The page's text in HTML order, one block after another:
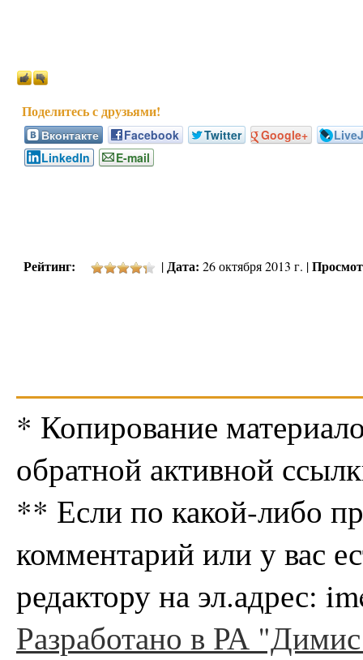
Вконтакте Facebook Twitter Google+
LinkedIn
E-mail
Рейтинг: |Дата: 26 октября 2013 г. |
* Копирование
обратной активной
** Если по какой-либо
комментарий или у вас
редактору на эл.адрес:
Разработано в РА